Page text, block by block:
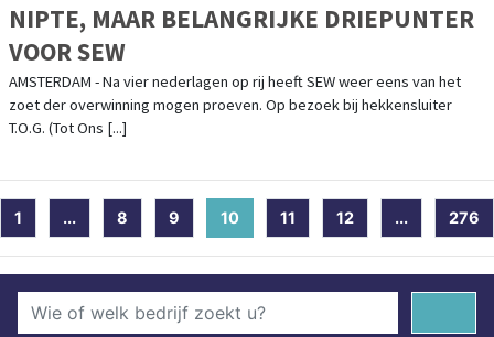
NIPTE, MAAR BELANGRIJKE DRIEPUNTER
VOOR SEW
AMSTERDAM - Na vier nederlagen op rij heeft SEW weer eens van het
zoet der overwinning mogen proeven. Op bezoek bij hekkensluiter
T.O.G. (Tot Ons [...]
1 ... 8 9 10 (current)
11 12 ... 276